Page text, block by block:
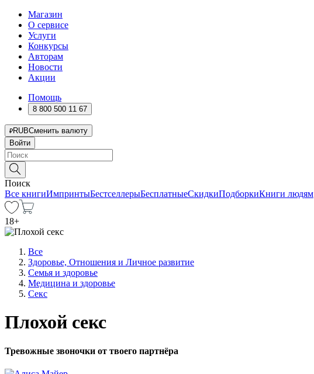
Магазин
О сервисе
Услуги
Конкурсы
Авторам
Новости
Акции
Помощь
8 800 500 11 67
RUBСменить валюту
Войти
Поиск
Все книгиИмпринтыБестселлерыБесплатныеСкидкиПодборкиКниги людям
18+
Все
Здоровье, Отношения и Личное развитие
Семья и здоровье
Медицина и здоровье
Секс
Плохой секс
Тревожные звоночки от твоего партнёра